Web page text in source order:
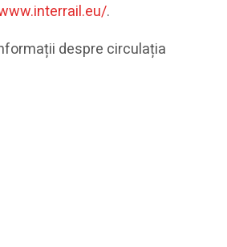
.
despre circulația